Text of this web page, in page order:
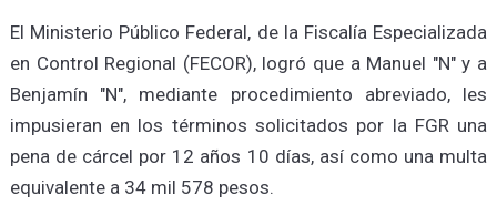
El Ministerio Público Federal, de la Fiscalía Especializada
en Control Regional (FECOR), logró que a Manuel "N" y a
Benjamín "N", mediante procedimiento abreviado, les
impusieran en los términos solicitados por la FGR una
pena de cárcel por 12 años 10 días, así como una multa
equivalente a 34 mil 578 pesos.